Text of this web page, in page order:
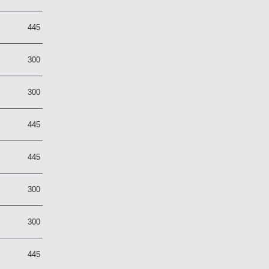
445
300
300
445
445
300
300
445